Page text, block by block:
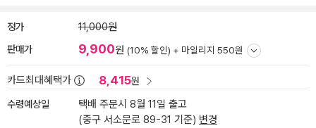
정가 11,000원
판매가 9,900원 (10% 할인) + 마일리지 550원
카드최대혜택가 8,415원
수령예상일
택배 주문시 8월 11일 출고
(중구 서소문로 89-31 기준) 변경